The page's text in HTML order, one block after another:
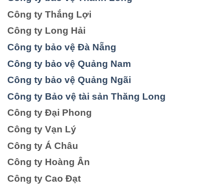
Công ty Thắng Lợi
Công ty Long Hải
Công ty bảo vệ Đà Nẵng
Công ty bảo vệ Quảng Nam
Công ty bảo vệ Quảng Ngãi
Công ty Bảo vệ tài sản Thăng Long
Công ty Đại Phong
Công ty Vạn Lý
Công ty Á Châu
Công ty Hoàng Ân
Công ty Cao Đạt